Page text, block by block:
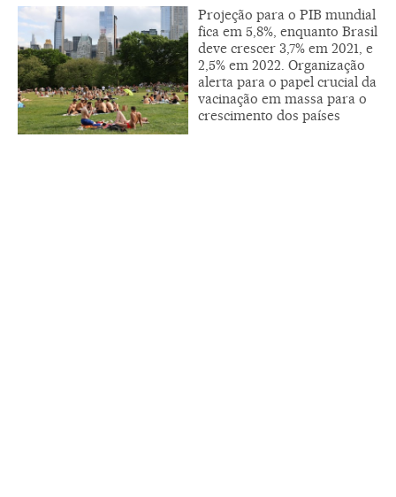
Projeção para o PIB mundial
fica em 5,8%, enquanto Brasil
deve crescer 3,7% em 2021, e
2,5% em 2022. Organização
alerta para o papel crucial da
vacinação em massa para o
crescimento dos países